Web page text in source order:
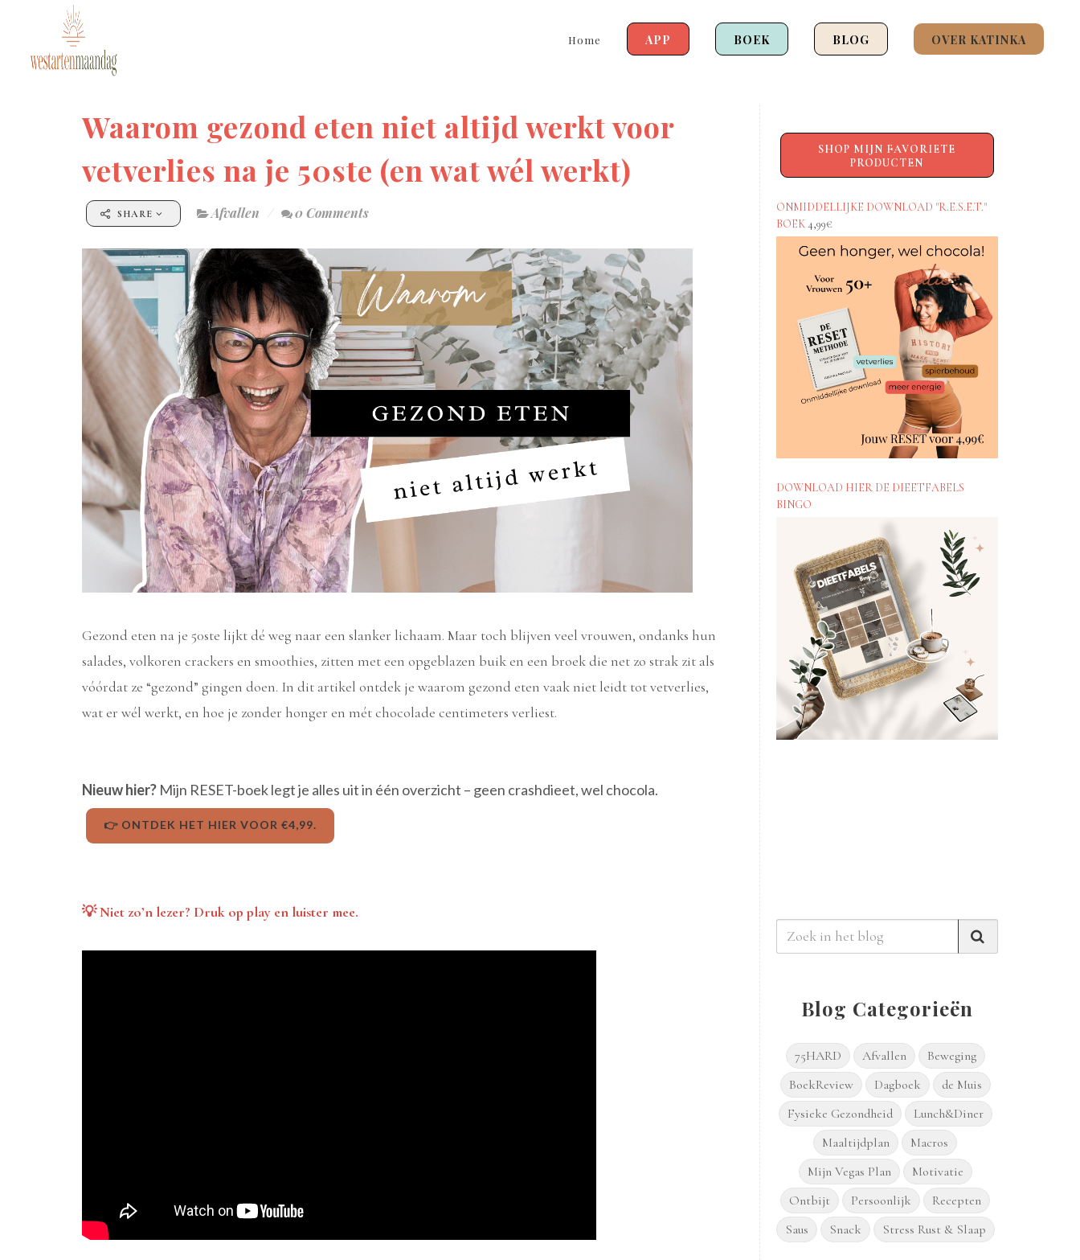
Home APP BOEK BLOG OVER KATINKA
Waarom gezond eten niet altijd werkt voor
vetverlies na je 50ste (en wat wél werkt)
SHARE Afvallen 0 Comments
Gezond eten na je 50ste lijkt dé weg naar een slanker lichaam. Maar toch blijven veel vrouwen, ondanks hun
salades, volkoren crackers en smoothies, zitten met een opgeblazen buik en een broek die net zo strak zit als
vóórdat ze “gezond” gingen doen. In dit artikel ontdek je waarom gezond eten vaak niet leidt tot vetverlies,
wat er wél werkt, en hoe je zonder honger en mét chocolade centimeters verliest.
Nieuw hier? Mijn RESET-boek legt je alles uit in één overzicht – geen crashdieet, wel chocola.
👉 ONTDEK HET HIER VOOR €4,99.
💡 Niet zo’n lezer? Druk op play en luister mee.
SHOP MIJN FAVORIETE
PRODUCTEN
ONMIDDELLIJKE DOWNLOAD "R.E.S.E.T."
BOEK4,99€
DOWNLOAD HIER DE DIEETFABELS
BINGO
Blog Categorieën
75HARD Afvallen
Beweging
BoekReview
Dagboek
de Muis
Fysieke Gezondheid
Lunch&Diner
Maaltijdplan
Macros
Mijn Vegas Plan
Motivatie
Ontbijt
Persoonlijk
Recepten
Saus
Snack Stress Rust & Slaap